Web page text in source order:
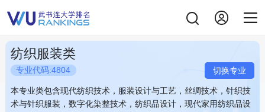
纺织服装类
专业代码:4804 切换专业
本专业类包含现代纺织技术，服装设计与工艺，丝绸技术，针织技
术与针织服装，数字化染整技术，纺织品设计，现代家用纺织品设
本专业类包含现代纺织技术，服装设计与工艺，丝绸技术，针织技
术与针织服装，数字化染整技术，纺织品设计，现代家用纺织品设